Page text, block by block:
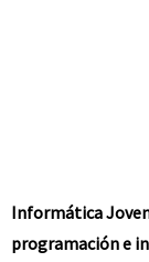
Informática
programación e